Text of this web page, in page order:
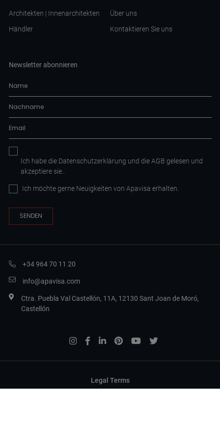
Architekten | Innenarchitekten
Händler
Über uns
Kontaktieren Sie uns
Newsletter abonnieren
Ich habe die Datenschutzerklärung und die AGB gelesen und
akzeptiere sie.
Ich möchte gerne Neuigkeiten von Apavisa erhalten.
+34 964 70 11 20
info@apavisa.com
Ctra. Puebla Val Castellón, 11A, 12130 Sant Joan de Moró,
Castellón
Legal Terms